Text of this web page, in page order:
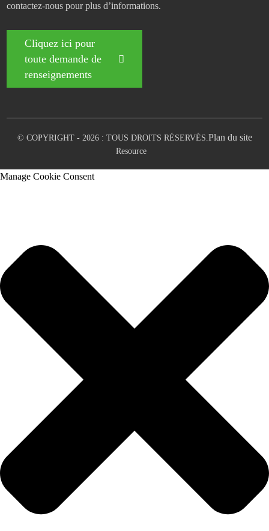
contactez-nous pour plus d’informations.
Cliquez ici pour
toute demande de
renseignements
© COPYRIGHT - 2026 : TOUS DROITS RÉSERVÉS.Plan du site
Resource
Manage Cookie Consent